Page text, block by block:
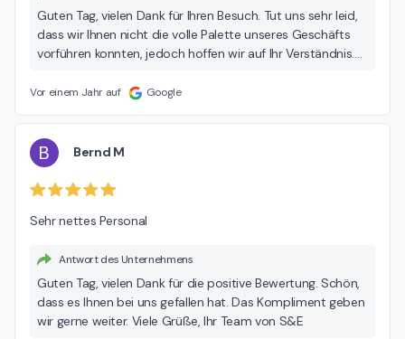
Guten Tag, vielen Dank für Ihren Besuch. Tut uns sehr leid,
dass wir Ihnen nicht die volle Palette unseres Geschäfts
vorführen konnten, jedoch hoffen wir auf Ihr Verständnis.
unseren Kunden ein gutes Einkauferlebnis zu bescheren.
braucht natürlich Platz. Ich hoffe Sie kommen noch einmal
nach dem Umbau zu uns, damit Sie sich ein besseres Bild
machen können. Viele liebe Grüße, Ihr Team von S&E
Vor einem Jahr auf Google
B Bernd M
Sehr nettes Personal
Antwort des Unternehmens
Guten Tag, vielen Dank für die positive Bewertung. Schön,
dass es Ihnen bei uns gefallen hat. Das Kompliment geben
wir gerne weiter. Viele Grüße, Ihr Team von S&E